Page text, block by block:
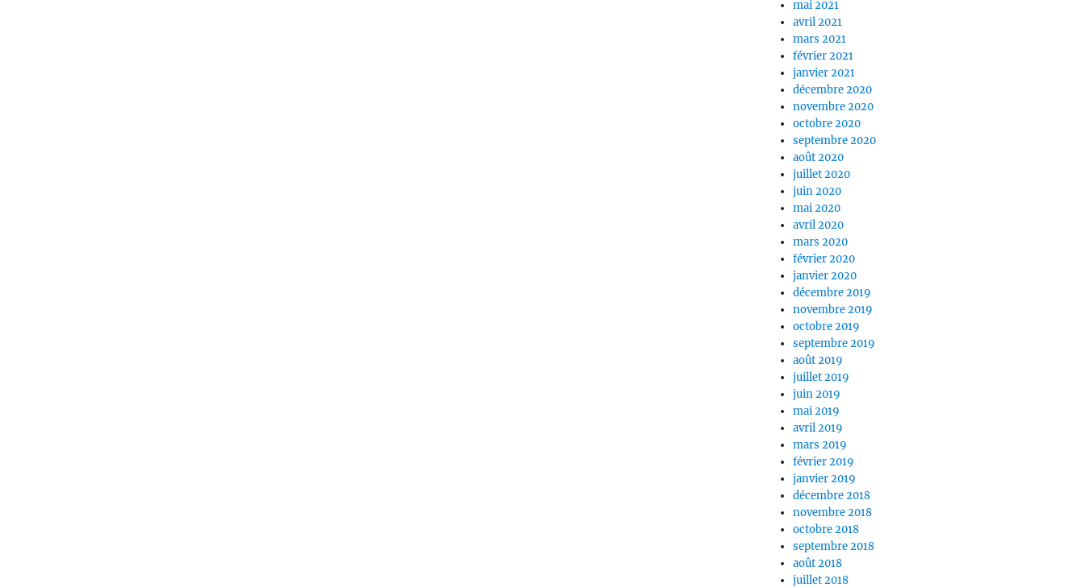
mai 2021
avril 2021
mars 2021
février 2021
janvier 2021
décembre 2020
novembre 2020
octobre 2020
septembre 2020
août 2020
juillet 2020
juin 2020
mai 2020
avril 2020
mars 2020
février 2020
janvier 2020
décembre 2019
novembre 2019
octobre 2019
septembre 2019
août 2019
juillet 2019
juin 2019
mai 2019
avril 2019
mars 2019
février 2019
janvier 2019
décembre 2018
novembre 2018
octobre 2018
septembre 2018
août 2018
juillet 2018